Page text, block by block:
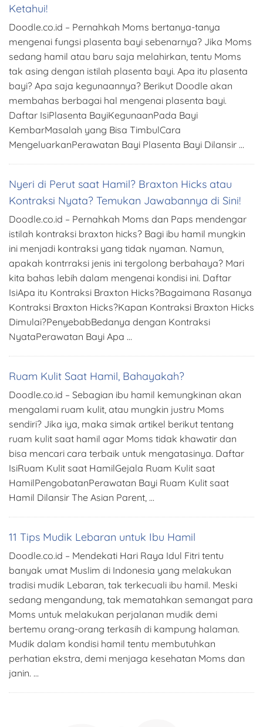
Ketahui!
Doodle.co.id – Pernahkah Moms bertanya-tanya
mengenai fungsi plasenta bayi sebenarnya? Jika Moms
sedang hamil atau baru saja melahirkan, tentu Moms
tak asing dengan istilah plasenta bayi. Apa itu plasenta
bayi? Apa saja kegunaannya? Berikut Doodle akan
membahas berbagai hal mengenai plasenta bayi.
Daftar IsiPlasenta BayiKegunaanPada Bayi
KembarMasalah yang Bisa TimbulCara
MengeluarkanPerawatan Bayi Plasenta Bayi Dilansir …
Nyeri di Perut saat Hamil? Braxton Hicks atau
Kontraksi Nyata? Temukan Jawabannya di Sini!
Doodle.co.id – Pernahkah Moms dan Paps mendengar
istilah kontraksi braxton hicks? Bagi ibu hamil mungkin
ini menjadi kontraksi yang tidak nyaman. Namun,
apakah kontrraksi jenis ini tergolong berbahaya? Mari
kita bahas lebih dalam mengenai kondisi ini. Daftar
IsiApa itu Kontraksi Braxton Hicks?Bagaimana Rasanya
Kontraksi Braxton Hicks?Kapan Kontraksi Braxton Hicks
Dimulai?PenyebabBedanya dengan Kontraksi
NyataPerawatan Bayi Apa …
Ruam Kulit Saat Hamil, Bahayakah?
Doodle.co.id – Sebagian ibu hamil kemungkinan akan
mengalami ruam kulit, atau mungkin justru Moms
sendiri? Jika iya, maka simak artikel berikut tentang
ruam kulit saat hamil agar Moms tidak khawatir dan
bisa mencari cara terbaik untuk mengatasinya. Daftar
IsiRuam Kulit saat HamilGejala Ruam Kulit saat
HamilPengobatanPerawatan Bayi Ruam Kulit saat
Hamil Dilansir The Asian Parent, …
11 Tips Mudik Lebaran untuk Ibu Hamil
Doodle.co.id – Mendekati Hari Raya Idul Fitri tentu
banyak umat Muslim di Indonesia yang melakukan
tradisi mudik Lebaran, tak terkecuali ibu hamil. Meski
sedang mengandung, tak mematahkan semangat para
Moms untuk melakukan perjalanan mudik demi
bertemu orang-orang terkasih di kampung halaman.
Mudik dalam kondisi hamil tentu membutuhkan
perhatian ekstra, demi menjaga kesehatan Moms dan
janin. …